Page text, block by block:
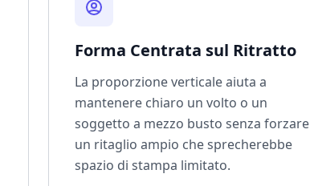
Forma Centrata sul Ritratto
La proporzione verticale aiuta a
mantenere chiaro un volto o un
soggetto a mezzo busto senza forzare
un ritaglio ampio che sprecherebbe
spazio di stampa limitato.